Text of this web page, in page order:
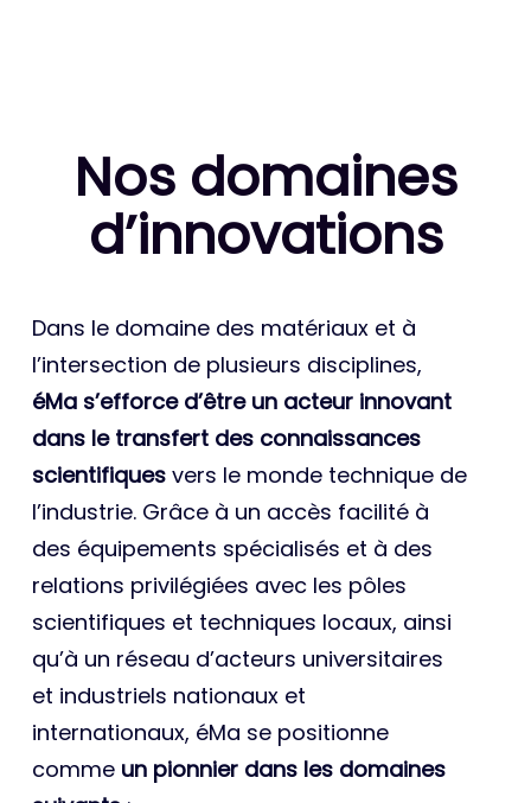
Nos domaines
d’innovations
Dans le domaine des matériaux et à
l’intersection de plusieurs disciplines,
éMa s’efforce d’être un acteur innovant
dans le transfert des connaissances
scientifiques vers le monde technique de
l’industrie. Grâce à un accès facilité à
des équipements spécialisés et à des
relations privilégiées avec les pôles
scientifiques et techniques locaux, ainsi
qu’à un réseau d’acteurs universitaires
et industriels nationaux et
internationaux, éMa se positionne
comme un pionnier dans les domaines